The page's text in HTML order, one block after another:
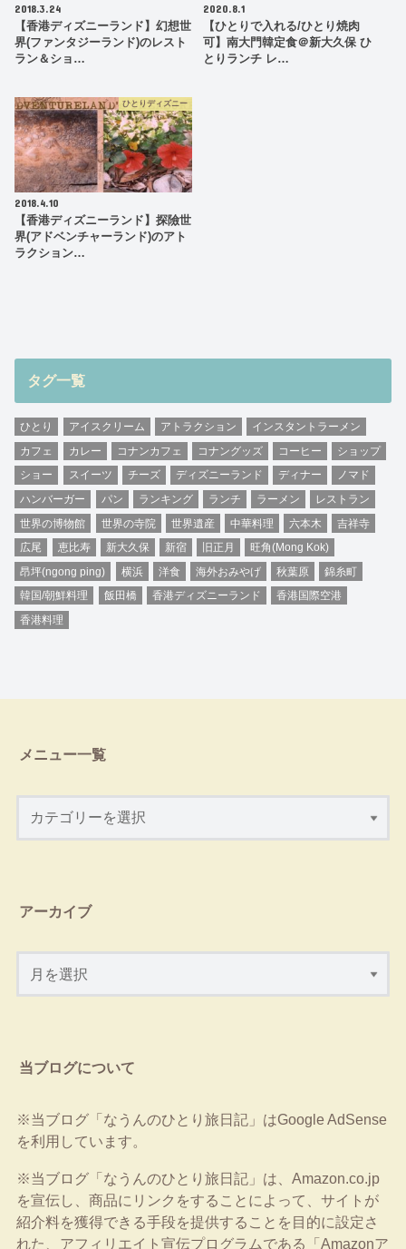
2018.3.24
【香港ディズニーランド】幻想世
界(ファンタジーランド)のレスト
ラン＆ショ…
2020.8.1
【ひとりで入れる/ひとり焼肉
可】南大門韓定食＠新大久保 ひ
とりランチ レ…
ひとりディズニー
2018.4.10
【香港ディズニーランド】探險世
界(アドベンチャーランド)のアト
ラクション…
タグ一覧
ひとり アイスクリーム アトラクション
インスタントラーメン
カフェ
カレー コナンカフェ コナングッズ コーヒー
ショップ
ショー
スイーツ チーズ ディズニーランド ディナー
ノマド
ハンバーガー
パン ランキング ランチ ラーメン
レストラン
世界の博物館
世界の寺院 世界遺産 中華料理 六本木
吉祥寺
広尾
恵比寿 新大久保 新宿 旧正月
旺角(Mong Kok)
昂坪(ngong ping)
横浜 洋食 海外おみやげ 秋葉原
錦糸町
韓国/朝鮮料理
飯田橋 香港ディズニーランド
香港国際空港
香港料理
メニュー一覧
アーカイブ
当ブログについて
※当ブログ「なうんのひとり旅日記」はGoogle AdSense
を利用しています。
※当ブログ「なうんのひとり旅日記」は、Amazon.co.jp
を宣伝し、商品にリンクをすることによって、サイトが
紹介料を獲得できる手段を提供することを目的に設定さ
れた、アフィリエイト宣伝プログラムである「Amazonア